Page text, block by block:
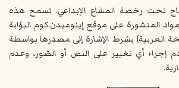
تحت رخصة المشاع الإبداعي. تسمح هذه
المنشورة على موقع إينوميدن.كوم البوّابة
العربية) بشرط الإشارة إلى مصدرها بواسطة
إجراء أي تغيير على النص أو الصّور، وعدم